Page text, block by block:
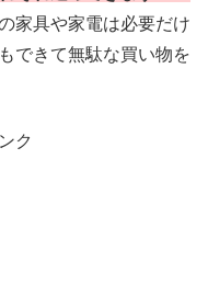
家具や家電は必要だけ
できて無駄な買い物を
ク